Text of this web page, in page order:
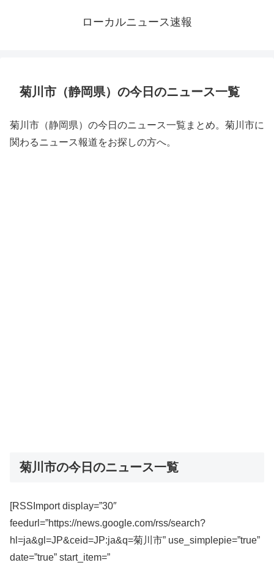
ローカルニュース速報
菊川市（静岡県）の今日のニュース一覧
菊川市（静岡県）の今日のニュース一覧まとめ。菊川市に
関わるニュース報道をお探しの方へ。
菊川市の今日のニュース一覧
[RSSImport display=”30″
feedurl=”https://news.google.com/rss/search?
hl=ja&gl=JP&ceid=JP:ja&q=菊川市” use_simplepie=”true”
date=”true” start_item=”